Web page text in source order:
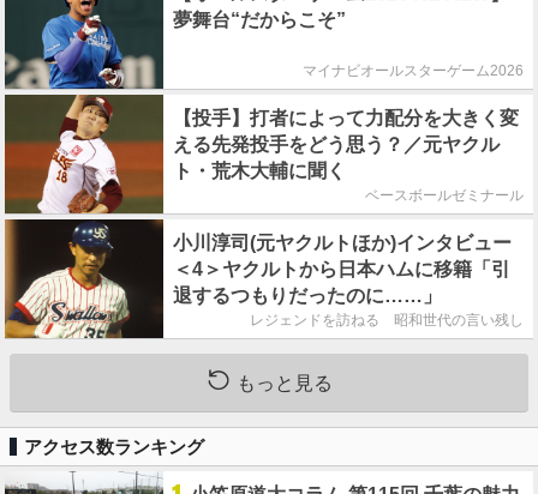
夢舞台“だからこそ”
マイナビオールスターゲーム2026
【投手】打者によって力配分を大きく変
える先発投手をどう思う？／元ヤクル
ト・荒木大輔に聞く
ベースボールゼミナール
小川淳司(元ヤクルトほか)インタビュー
＜4＞ヤクルトから日本ハムに移籍「引
退するつもりだったのに……」
レジェンドを訪ねる 昭和世代の言い残し
もっと見る
アクセス数ランキング